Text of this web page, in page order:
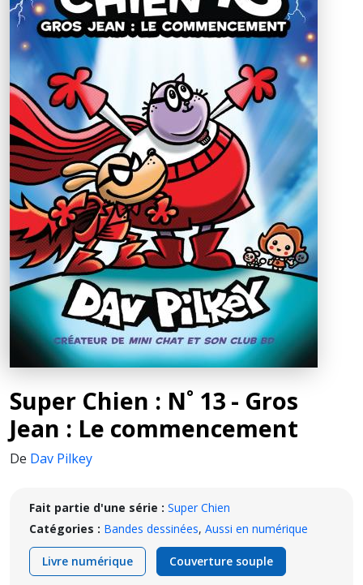
Super Chien : N˚ 13 - Gros
Jean : Le commencement
De Dav Pilkey
Fait partie d'une série : Super Chien
Catégories : Bandes dessinées, Aussi en numérique
Livre numérique Couverture souple